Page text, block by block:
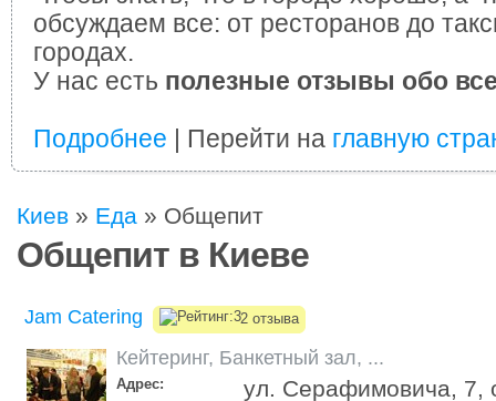
обсуждаем все: от ресторанов до
городах.
У нас есть полезные отзывы обо
Подробнее | Перейти на главную
Киев » Еда » Общепит
Общепит в Киеве
Jam Catering 2 отзыва
Кейтеринг, Банкетный зал, ...
Адрес: ул. Серафимовича, 7,